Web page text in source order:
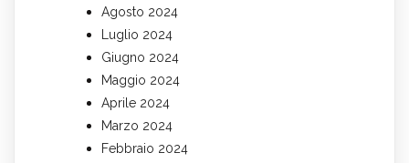
Agosto 2024
Luglio 2024
Giugno 2024
Maggio 2024
Aprile 2024
Marzo 2024
Febbraio 2024